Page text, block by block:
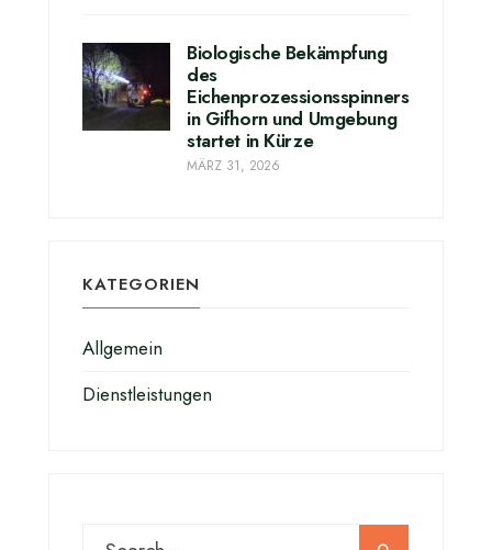
Biologische Bekämpfung
des
Eichenprozessionsspinners
in Gifhorn und Umgebung
startet in Kürze
MÄRZ 31, 2026
KATEGORIEN
Allgemein
Dienstleistungen